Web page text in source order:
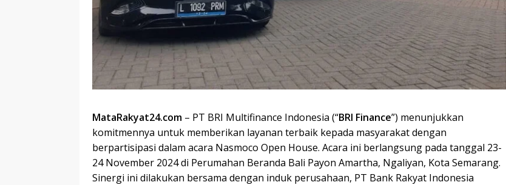
MataRakyat24.com – PT BRI Multifinance Indonesia (“BRI Finance”) menunjukkan
komitmennya untuk memberikan layanan terbaik kepada masyarakat dengan
berpartisipasi dalam acara Nasmoco Open House. Acara ini berlangsung pada tanggal 23-
24 November 2024 di Perumahan Beranda Bali Payon Amartha, Ngaliyan, Kota Semarang.
Sinergi ini dilakukan bersama dengan induk perusahaan, PT Bank Rakyat Indonesia